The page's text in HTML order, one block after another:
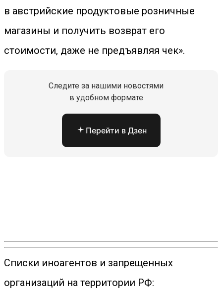
в австрийские продуктовые розничные
магазины и получить возврат его
стоимости, даже не предъявляя чек».
Следите за нашими новостями
в удобном формате
Перейти в Дзен
Списки иноагентов и запрещенных
организаций на территории РФ: